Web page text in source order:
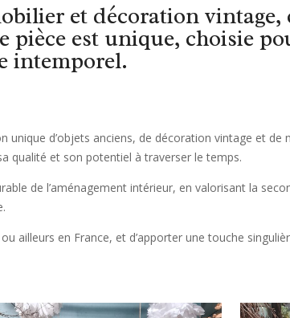
et décoration vintage,
est unique, choisie
intemporel.
d’objets anciens, de décoration vintage et de
qualité et son potentiel à traverser le temps.
de l’aménagement intérieur, en valorisant la
ailleurs en France, et d’apporter une touche